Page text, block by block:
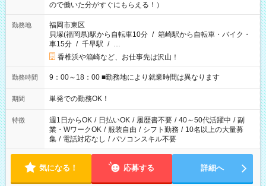
ので働いた分がすぐにもらえる！）
勤務地
福岡市東区
貝塚(福岡県)駅から自転車10分 / 箱崎駅から自転車・バイク・
車15分 / 千早駅 / …
香椎浜や箱崎など、お仕事先は沢山！
勤務時間 9：00～18：00 ■勤務地により就業時間は異なります
期間 単発での勤務OK！
特徴 週1日からOK / 日払いOK / 履歴書不要 / 40～50代活躍中 / 副
業・WワークOK / 服装自由 / シフト勤務 / 10名以上の大量募
集 / 電話対応なし / パソコンスキル不要
気になる！ 応募する 詳細へ